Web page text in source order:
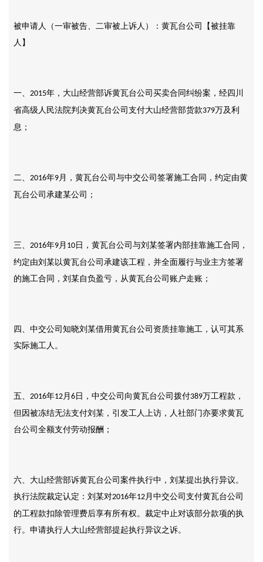
被申请人（一审被告、二审被上诉人）：黄瓦台公司【被挂靠
人】
一、 2015年，大山经营部诉黄瓦台公司买卖合同纠纷案，经四川
省高级人民法院判决黄瓦台公司支付大山经营部货款379万及利
息；
二、 2016年9 月，黄瓦台公司与中交公司签署施工合同，约定由黄
瓦台公司承建某公司；
三、 2016年9 月 10日，黄瓦台公司与刘某签署内部挂靠施工合同，
约定由刘某以黄瓦台公司承建该工程，并全面履行与业主方签署
的施工合同，刘某自负盈亏，从黄瓦台公司账户走账；
四、中交公司知晓刘某借用黄瓦台公司资质挂靠施工，认可其系
实际施工人。
五、 2016年12 月6日，中交公司向黄瓦台公司拨付389万工程款，
但因被冻结无法支付刘某，引发工人上访，人社部门亦要求黄瓦
台公司全额支付劳动报酬；
六、大山经营部诉黄瓦台公司案件执行中，刘某提出执行异议。
执行法院裁定认定：刘某对2016年12 月中交公司支付黄瓦台公司
的工程款扣除管理费后享有所有权。裁定中止对该部分款项的执
行。申请执行人大山经营部提起执行异议之诉。